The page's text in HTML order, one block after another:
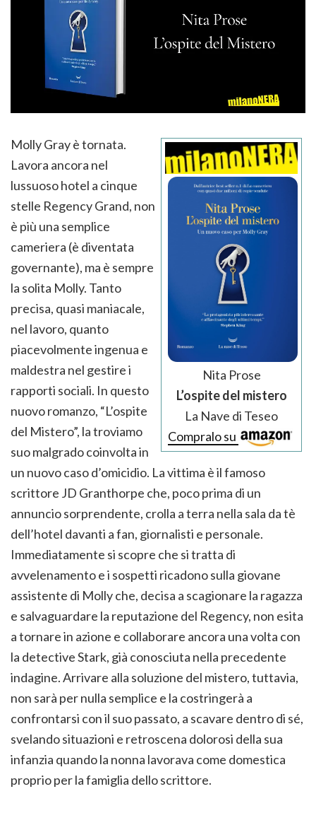
Nita Prose
L’ospite del mistero
La Nave di Teseo
Compralo su
Molly Gray è tornata.
Lavora ancora nel
lussuoso hotel a cinque
stelle Regency Grand, non
è più una semplice
cameriera (è diventata
governante), ma è sempre
la solita Molly. Tanto
precisa, quasi maniacale,
nel lavoro, quanto
piacevolmente ingenua e
maldestra nel gestire i
rapporti sociali. In questo
nuovo romanzo, “L’ospite
del Mistero”, la troviamo
suo malgrado coinvolta in
un nuovo caso d’omicidio. La vittima è il famoso
scrittore JD Granthorpe che, poco prima di un
annuncio sorprendente, crolla a terra nella sala da tè
dell’hotel davanti a fan, giornalisti e personale.
Immediatamente si scopre che si tratta di
avvelenamento e i sospetti ricadono sulla giovane
assistente di Molly che, decisa a scagionare la ragazza
e salvaguardare la reputazione del Regency, non esita
a tornare in azione e collaborare ancora una volta con
la detective Stark, già conosciuta nella precedente
indagine. Arrivare alla soluzione del mistero, tuttavia,
non sarà per nulla semplice e la costringerà a
confrontarsi con il suo passato, a scavare dentro di sé,
svelando situazioni e retroscena dolorosi della sua
infanzia quando la nonna lavorava come domestica
proprio per la famiglia dello scrittore.